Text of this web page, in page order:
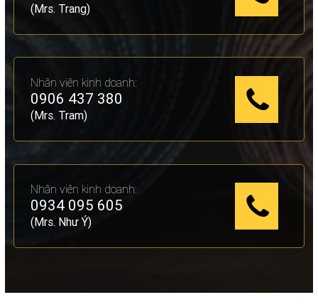
(Mrs. Trang)
Nhân viên kinh doanh:
0906 437 380
(Mrs. Tram)
Nhân viên kinh doanh:
0934 095 605
(Mrs. Như Ý)